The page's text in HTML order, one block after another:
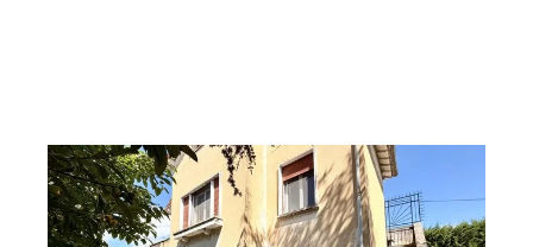
ARLES 13
216 m2, 6 pièces
Ref : 4293